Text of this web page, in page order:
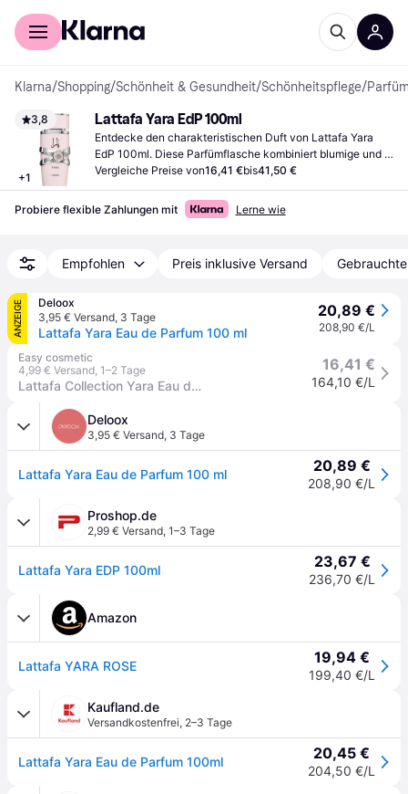
Für Shopper
Klarna/Shopping/Schönheit & Gesundheit/Schönheitspflege/
3,8
+1
Lattafa Yara EdP 100ml
Entdecke den charakteristischen Duft von Lattafa Yara
EdP 100ml. Diese Parfümflasche kombiniert blumige und
fruchtige Noten, ideal für alle, die einen individuellen Duft
bevorzugen.
Vergleiche Preise von16,41 €bis41,50 €
Probiere flexible Zahlungen mit Lerne wie
Empfohlen Preis inklusive Versand
ANZEIGE
Deloox
3,95 € Versand, 3 Tage
Lattafa Yara Eau de Parfum 100 ml
20,89 €
208,90 €/L
Easy cosmetic
4,99 € Versand, 1–2 Tage
Lattafa Collection Yara Eau de Parfum Spray 100 ml 164,10 €/L
16,41 €
Deloox
3,95 € Versand, 3 Tage
Lattafa Yara Eau de Parfum 100 ml 20,89 €
208,90 €/L
Proshop.de
2,99 € Versand, 1–3 Tage
Lattafa Yara EDP 100ml 23,67 €
236,70 €/L
Amazon
Lattafa YARA ROSE 19,94 €
199,40 €/L
Kaufland.de
Versandkostenfrei, 2–3 Tage
Lattafa Yara Eau de Parfum 100ml 20,45 €
204,50 €/L